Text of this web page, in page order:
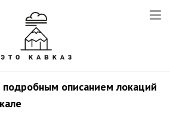
подробным описанием локаций